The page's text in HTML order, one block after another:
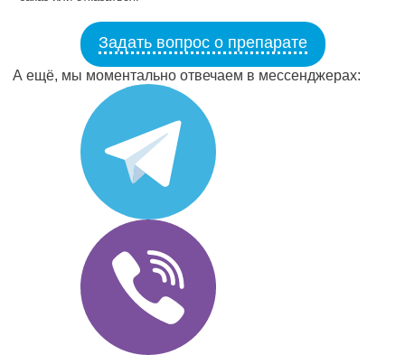
Задать вопрос о препарате
А ещё, мы моментально отвечаем в мессенджерах: